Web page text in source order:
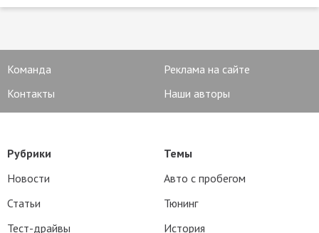
Команда
Реклама на сайте
Контакты
Наши авторы
Рубрики
Новости
Статьи
Тест-драйвы
Темы
Авто с пробегом
Тюнинг
История